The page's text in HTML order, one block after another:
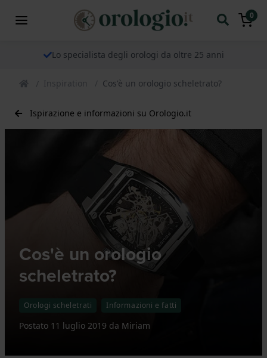
0
Lo specialista degli orologi da oltre 25 anni
Inspiration Cos'è un orologio scheletrato?
Ispirazione e informazioni su Orologio.it
Cos'è un orologio
scheletrato?
Orologi scheletrati Informazioni e fatti
Postato 11 luglio 2019 da Miriam